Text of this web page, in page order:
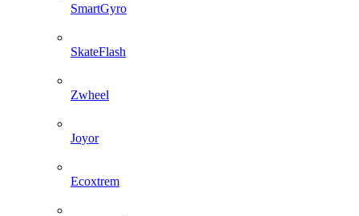
SmartGyro
SkateFlash
Zwheel
Joyor
Ecoxtrem